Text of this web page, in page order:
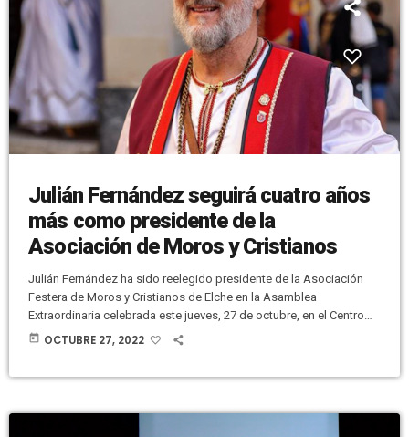
Julián Fernández seguirá cuatro años
más como presidente de la
Asociación de Moros y Cristianos
Julián Fernández ha sido reelegido presidente de la Asociación
Festera de Moros y Cristianos de Elche en la Asamblea
Extraordinaria celebrada este jueves, 27 de octubre, en el Centro
de Congresos Ciutat d'Elx. Era la única candidatura presentada en
today OCTUBRE 27, 2022